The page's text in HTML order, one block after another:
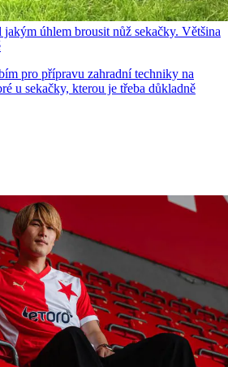
úhlem brousit nůž sekačky. Většina
pro přípravu zahradní techniky na
u sekačky, kterou je třeba důkladně